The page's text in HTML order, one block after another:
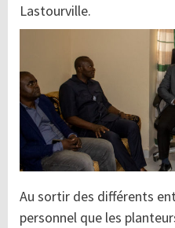
Lastourville.
Au sortir des différents
personnel que les